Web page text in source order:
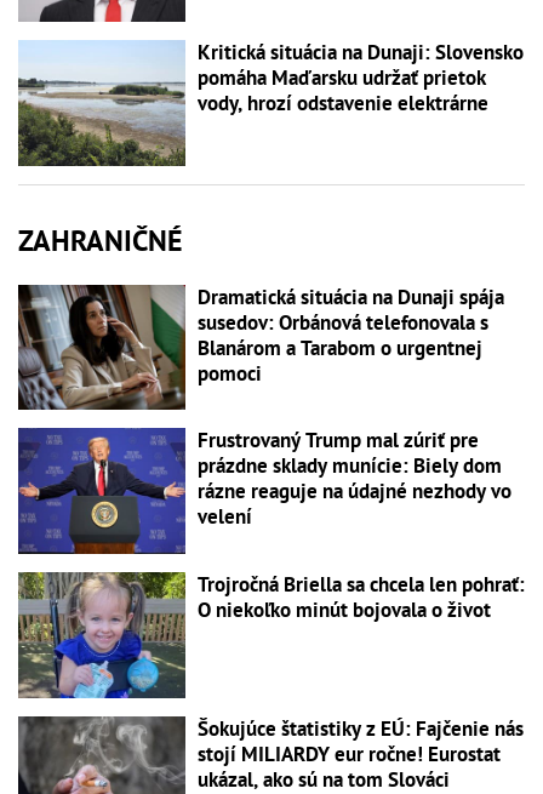
Kritická situácia na Dunaji: Slovensko
pomáha Maďarsku udržať prietok
vody, hrozí odstavenie elektrárne
ZAHRANIČNÉ
Dramatická situácia na Dunaji spája
susedov: Orbánová telefonovala s
Blanárom a Tarabom o urgentnej
pomoci
Frustrovaný Trump mal zúriť pre
prázdne sklady munície: Biely dom
rázne reaguje na údajné nezhody vo
velení
Trojročná Briella sa chcela len pohrať:
O niekoľko minút bojovala o život
Šokujúce štatistiky z EÚ: Fajčenie nás
stojí MILIARDY eur ročne! Eurostat
ukázal, ako sú na tom Slováci